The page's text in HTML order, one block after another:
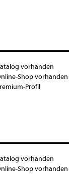
vorhanden
Shop vorhanden
Profil
vorhanden
Shop vorhanden